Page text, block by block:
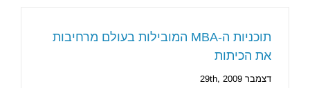
תוכניות ה-MBA המובילות בעולם מרחיבות
את הכיתות
דצמבר 29th, 2009